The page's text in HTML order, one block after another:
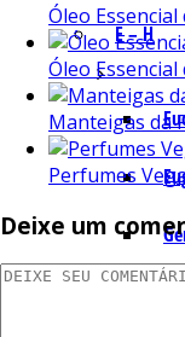
E – H
Óleo
Óleo
Manteigas da
Perfumes
Deixe um